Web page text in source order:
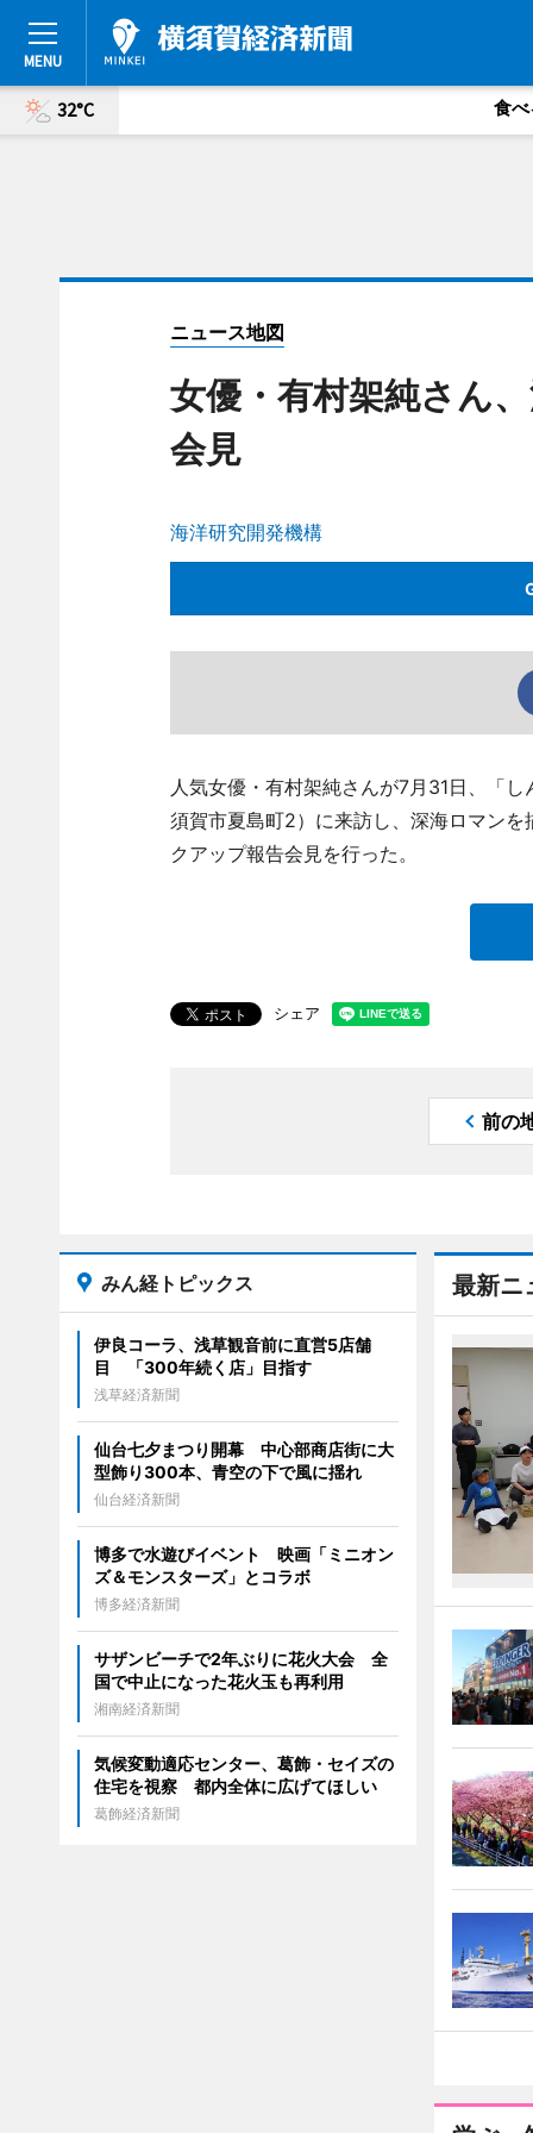
32°C 食べ
ニュース地図
女優・有村架純さん
会見
海洋研究開発機構
人気女優・有村架純さんが7月31日、「
須賀市夏島町2）に来訪し、深海ロマン
クアップ報告会見を行った。
シェア
前の
最新ニ
みん経トピックス
伊良コーラ、浅草観音前に直営5店舗
目 「300年続く店」目指す
浅草経済新聞
仙台七夕まつり開幕 中心部商店街に大
型飾り300本、青空の下で風に揺れ
仙台経済新聞
博多で水遊びイベント 映画「ミニオン
ズ＆モンスターズ」とコラボ
博多経済新聞
サザンビーチで2年ぶりに花火大会 全
国で中止になった花火玉も再利用
湘南経済新聞
気候変動適応センター、葛飾・セイズの
住宅を視察 都内全体に広げてほしい
葛飾経済新聞